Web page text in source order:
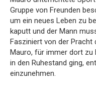
Gruppe von Freunden
um ein neues Leben zu
kaputt und der Mann
Fasziniert von der Pracht
Mauro, für immer dort zu
in den Ruhestand ging,
einzunehmen.